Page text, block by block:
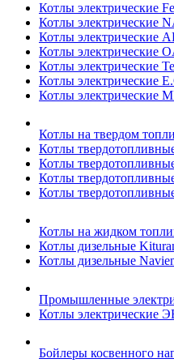
Котлы электрические
Котлы электрические
Котлы электрические
Котлы электрические
Котлы электрические
Котлы электрические
Котлы электрические
Котлы на твердом
Котлы
Котлы
Котлы
Котлы
Котлы на жидком
Котлы дизельные
Котлы дизельные
Промышленные
Котлы электрические
Бойлеры косвенного